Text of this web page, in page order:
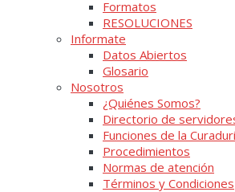
Formatos
RESOLUCIONES
Informate
Datos Abiertos
Glosario
Nosotros
¿Quiénes Somos?
Directorio de
Funciones de la
Procedimientos
Normas de atención
Términos y Condiciones